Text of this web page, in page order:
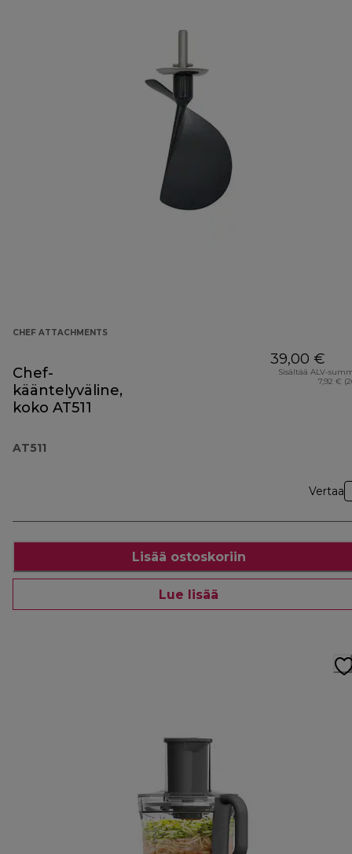
CHEF ATTACHMENTS
Chef-
kääntelyväline,
koko AT511
AT511
39,00 €
Sisältää ALV-
7,92 €
Vertaa
Lisää ostoskoriin
Lue lisää